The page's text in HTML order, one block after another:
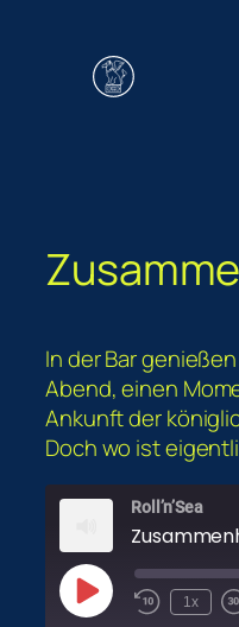
springen
In der Bar
Abend, einen
Ankunft der
Doch wo ist
Roll’n’Sea
Play
Episode
1x